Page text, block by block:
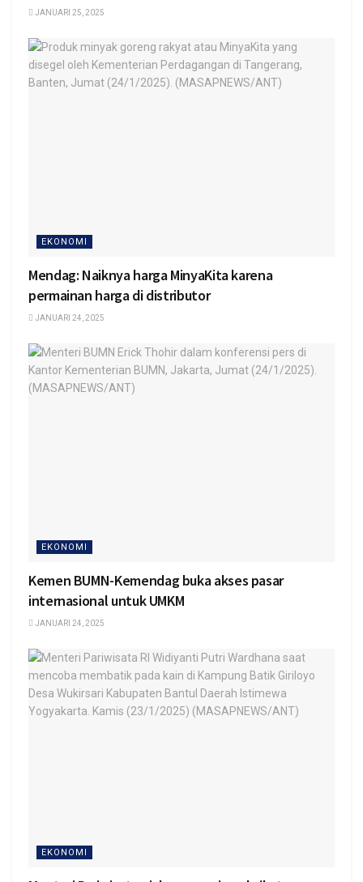
JANUARI 25, 2025
EKONOMI
Mendag: Naiknya harga MinyaKita karena
permainan harga di distributor
JANUARI 24, 2025
EKONOMI
Kemen BUMN-Kemendag buka akses pasar
internasional untuk UMKM
JANUARI 24, 2025
EKONOMI